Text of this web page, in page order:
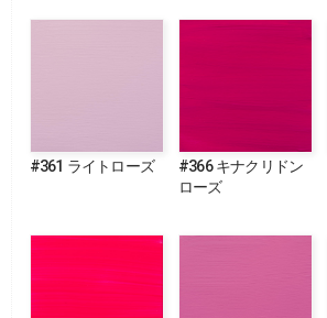
#361 ライトローズ
#366 キナクリドン
ローズ